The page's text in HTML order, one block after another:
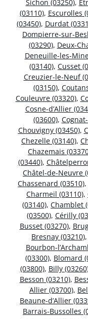
Sichon (03250),
(03110), Escurolles
(03450), Durdat
Dompierre-sur-
(03290), Deux-
Deneuille-les-
(03140), Cusset
Creuzier-le-Neuf
(03150),
Couleuvre (03320),
Cosne-d’Allier
(03600),
Chouvigny (03450),
Chezelle (03140),
Chazemais
(03440),
Châtel-de-Neuvre
Chassenard (03510),
Charmeil (03110),
(03140), Chamblet
(03500), Cérilly
Busset (03270),
Bresnay (03210),
Bourbon-
(03300), Blomard
(03800), Billy
Besson (03210),
Allier (03700),
Beaune-d’Allier
Barrais-Bussolles